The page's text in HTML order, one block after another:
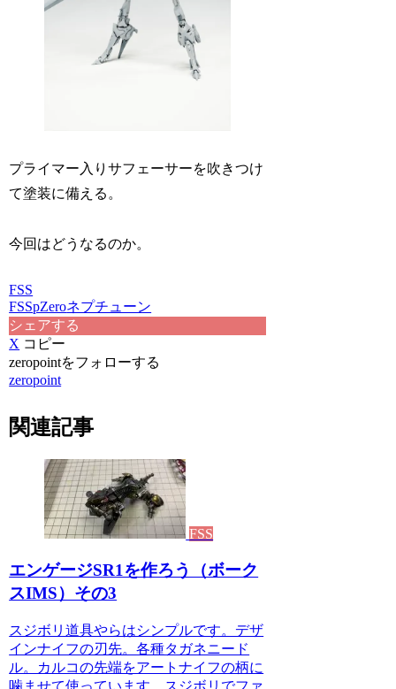
プライマー入りサフェーサーを吹きつけ
て塗装に備える。
今回はどうなるのか。
FSS
FSSpZeroネプチューン
シェアする
X コピー
zeropointをフォローする
zeropoint
関連記事
FSS
エンゲージSR1を作ろう（ボーク
スIMS）その3
スジボリ道具やらはシンプルです。デザ
インナイフの刃先。各種タガネニード
ル。カルコの先端をアートナイフの柄に
噛ませて使っています。スジボリでファ